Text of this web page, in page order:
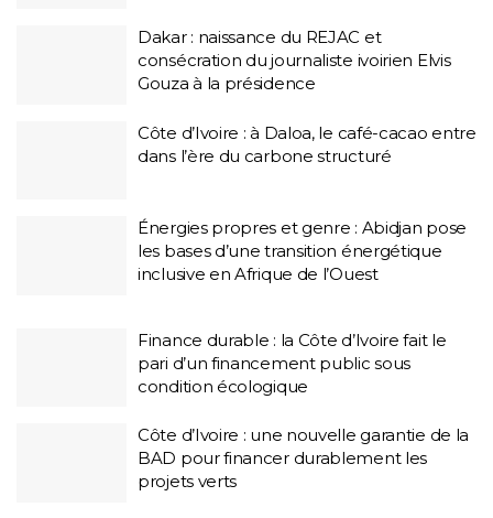
Dakar : naissance du REJAC et
consécration du journaliste ivoirien Elvis
Gouza à la présidence
Côte d’Ivoire : à Daloa, le café-cacao entre
dans l’ère du carbone structuré
Énergies propres et genre : Abidjan pose
les bases d’une transition énergétique
inclusive en Afrique de l’Ouest
Finance durable : la Côte d’Ivoire fait le
pari d’un financement public sous
condition écologique
Côte d’Ivoire : une nouvelle garantie de la
BAD pour financer durablement les
projets verts